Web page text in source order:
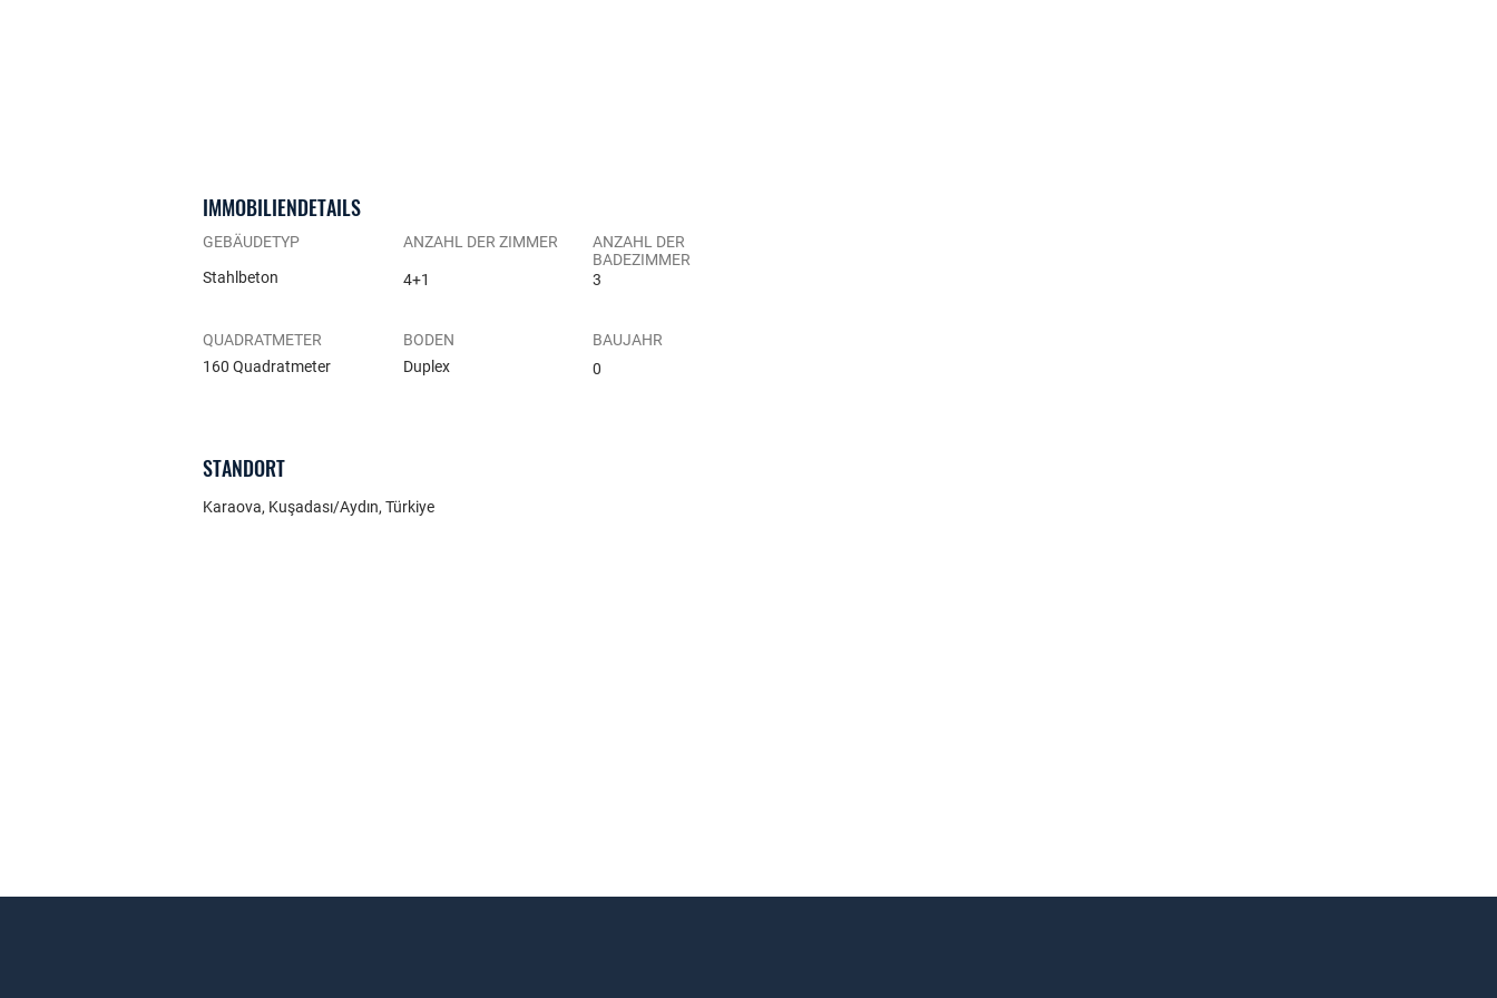
IMMOBILIENDETAILS
GEBÄUDETYP
Stahlbeton
ANZAHL DER ZIMMER
4+1
ANZAHL DER
BADEZIMMER
3
QUADRATMETER
160 Quadratmeter
BODEN
Duplex
BAUJAHR
0
STANDORT
Karaova, Kuşadası/Aydın, Türkiye